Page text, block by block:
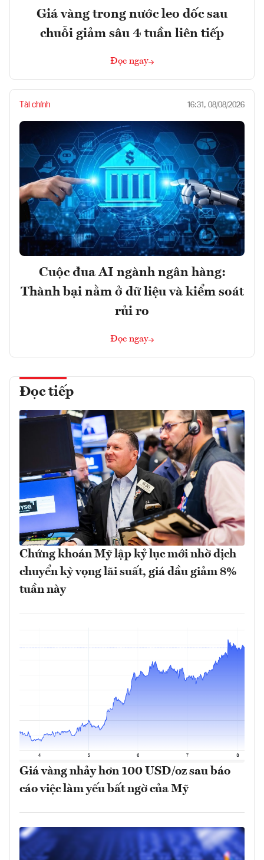
Giá vàng trong nước leo dốc sau
chuỗi giảm sâu 4 tuần liên tiếp
Đọc ngay
Tài chính 16:31, 08/08/2026
Cuộc đua AI ngành ngân hàng:
Thành bại nằm ở dữ liệu và kiểm soát
rủi ro
Đọc ngay
Đọc tiếp
Chứng khoán Mỹ lập kỷ lục mới nhờ dịch
chuyển kỳ vọng lãi suất, giá dầu giảm 8%
tuần này
Giá vàng nhảy hơn 100 USD/oz sau báo
cáo việc làm yếu bất ngờ của Mỹ